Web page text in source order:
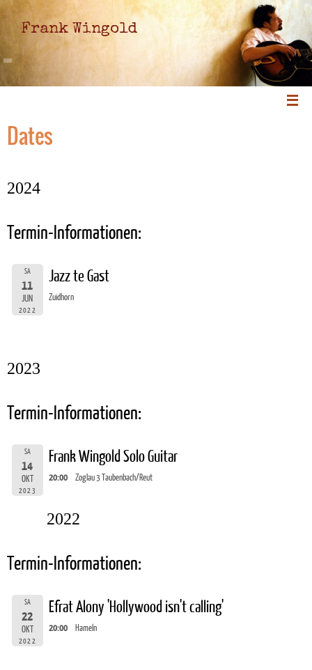
Frank Wingold
Dates
2024
Termin-Informationen:
SA
11
JUN
2022
Jazz te Gast
Zuidhorn
2023
Termin-Informationen:
SA
14
OKT
2023
Frank Wingold Solo Guitar
20:00 Zoglau 3 Taubenbach/Reut
2022
Termin-Informationen:
SA
22
OKT
2022
Efrat Alony 'Hollywood isn't calling'
20:00 Hameln